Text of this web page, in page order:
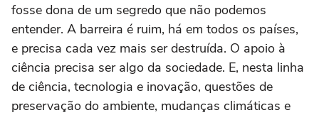
fosse dona de um segredo que não podemos
entender. A barreira é ruim, há em todos os países,
e precisa cada vez mais ser destruída. O apoio à
ciência precisa ser algo da sociedade. E, nesta linha
de ciência, tecnologia e inovação, questões de
preservação do ambiente, mudanças climáticas e